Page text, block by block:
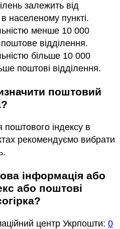
залежить від
населеному пункті.
менше 10 000
відділення.
більше 10 000
поштові відділення.
індексу в
рекомендуємо вибрати
або поштові
центр Укрпошти: 0